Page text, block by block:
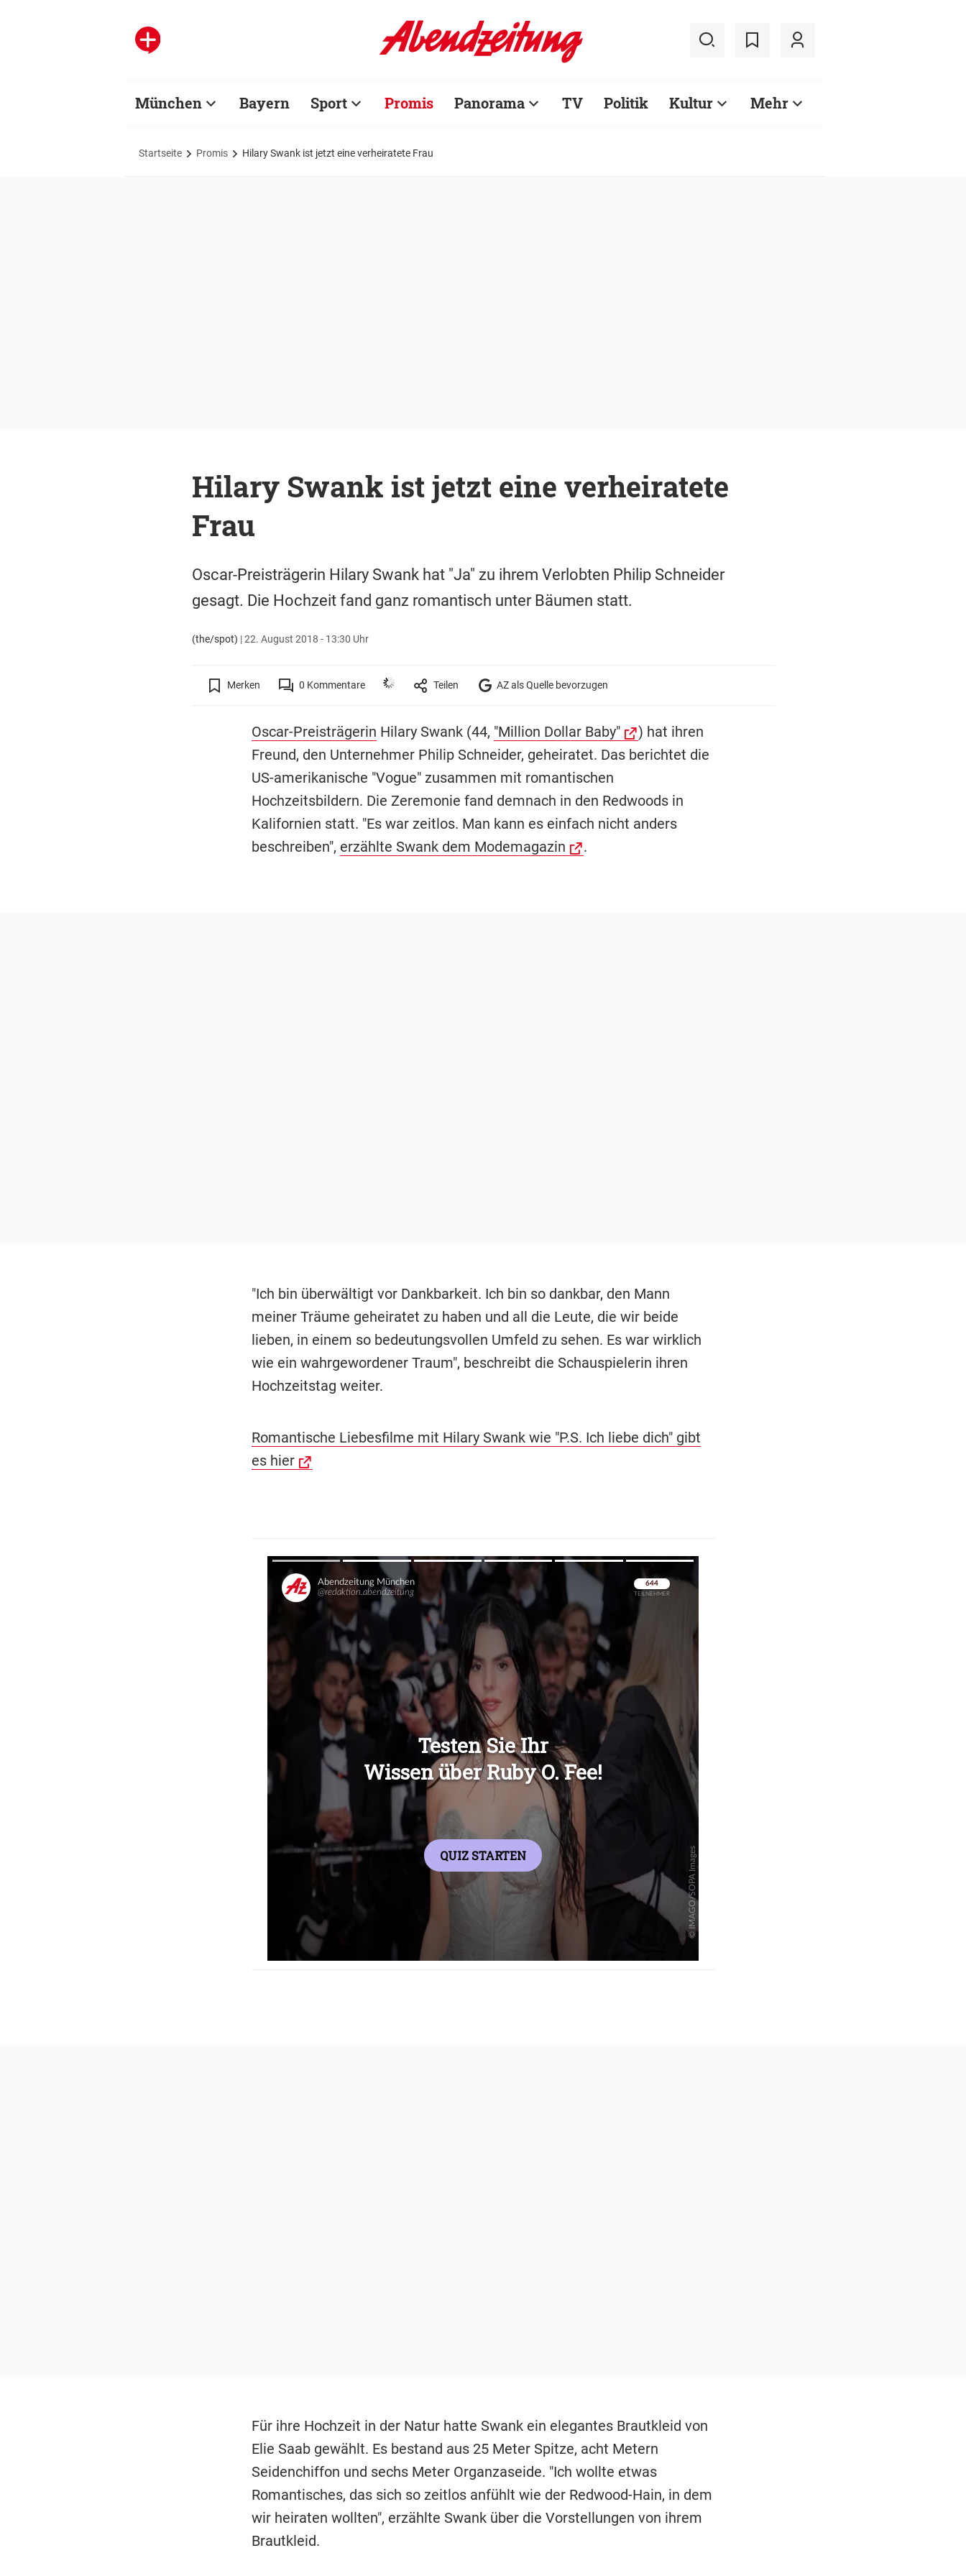
München Bayern Sport Promis Panorama TV Politik Kultur Mehr
Startseite Promis Hilary Swank ist jetzt eine verheiratete Frau
Hilary Swank ist jetzt eine verheiratete
Frau
Oscar-Preisträgerin Hilary Swank hat "Ja" zu ihrem Verlobten Philip Schneider
gesagt. Die Hochzeit fand ganz romantisch unter Bäumen statt.
(the/spot) |22. August 2018 - 13:30 Uhr
Merken 0 Kommentare Teilen AZ als Quelle bevorzugen
Oscar-Preisträgerin Hilary Swank (44, "Million Dollar Baby"
) hat ihren
Freund, den Unternehmer Philip Schneider, geheiratet. Das berichtet die
US-amerikanische "Vogue" zusammen mit romantischen
Hochzeitsbildern. Die Zeremonie fand demnach in den Redwoods in
Kalifornien statt. "Es war zeitlos. Man kann es einfach nicht anders
beschreiben", erzählte Swank dem Modemagazin .
"Ich bin überwältigt vor Dankbarkeit. Ich bin so dankbar, den Mann
meiner Träume geheiratet zu haben und all die Leute, die wir beide
lieben, in einem so bedeutungsvollen Umfeld zu sehen. Es war wirklich
wie ein wahrgewordener Traum", beschreibt die Schauspielerin ihren
Hochzeitstag weiter.
Romantische Liebesfilme mit Hilary Swank wie "P.S. Ich liebe dich" gibt
es hier
Überspringen
Für ihre Hochzeit in der Natur hatte Swank ein elegantes Brautkleid von
Elie Saab gewählt. Es bestand aus 25 Meter Spitze, acht Metern
Seidenchiffon und sechs Meter Organzaseide. "Ich wollte etwas
Romantisches, das sich so zeitlos anfühlt wie der Redwood-Hain, in dem
wir heiraten wollten", erzählte Swank über die Vorstellungen von ihrem
Brautkleid.